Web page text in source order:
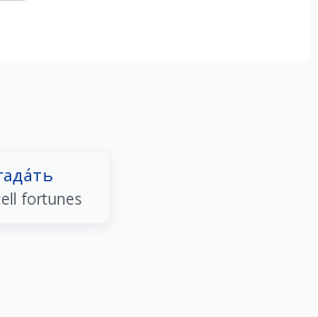
fortunes